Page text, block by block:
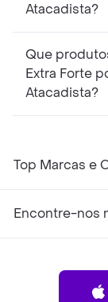
Atacadista?
Que
Extra Forte
Atacadista?
Top Marcas e
Encontre-nos